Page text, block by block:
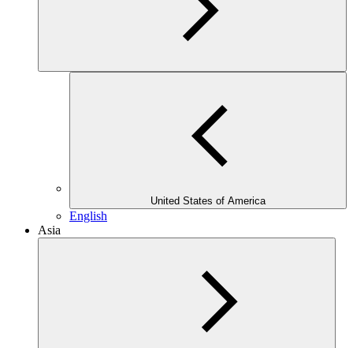
United States of America
English
Asia